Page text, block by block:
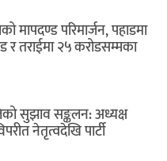
मापदण्ड परिमार्जन, पहाडमा
तराईमा २५ करोडसम्मका
सुझाव सङ्कलन: अध्यक्ष
नेतृत्वदेखि पार्टी